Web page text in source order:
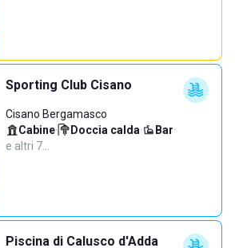
Sporting Club Cisano
Cisano Bergamasco
Cabine· Doccia calda· Bar·
e altri 7…
Piscina di Calusco d'Adda